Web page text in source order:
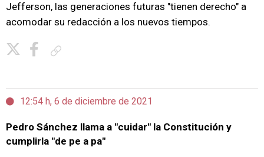
Jefferson, las generaciones futuras "tienen derecho" a
acomodar su redacción a los nuevos tiempos.
12:54 h, 6 de diciembre de 2021
Pedro Sánchez llama a "cuidar" la Constitución y
cumplirla "de pe a pa"